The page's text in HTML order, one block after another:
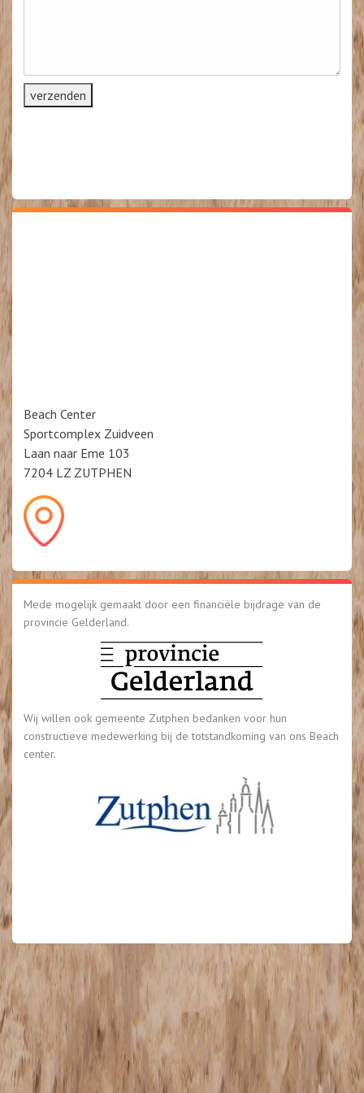
Beach Center
Sportcomplex Zuidveen
Laan naar Eme 103
7204 LZ ZUTPHEN
Mede mogelijk gemaakt door een financiële bijdrage van de
provincie Gelderland.
Wij willen ook gemeente Zutphen bedanken voor hun
constructieve medewerking bij de totstandkoming van ons Beach
center.